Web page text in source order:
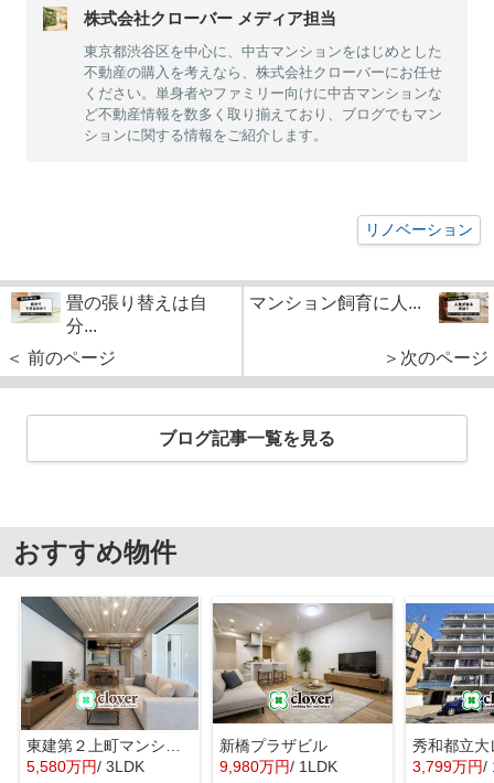
株式会社クローバー メディア担当
東京都渋谷区を中心に、中古マンションをはじめとした
不動産の購入を考えなら、株式会社クローバーにお任せ
ください。単身者やファミリー向けに中古マンションな
ど不動産情報を数多く取り揃えており、ブログでもマン
ションに関する情報をご紹介します。
リノベーション
畳の張り替えは自
分...
＜ 前のページ
マンション飼育に人...
＞次のページ
ブログ記事一覧を見る
おすすめ物件
5,580万円/ 3LDK
新橋プラザビル
9,980万円/ 1LDK
秀和都立大
3,799万円/